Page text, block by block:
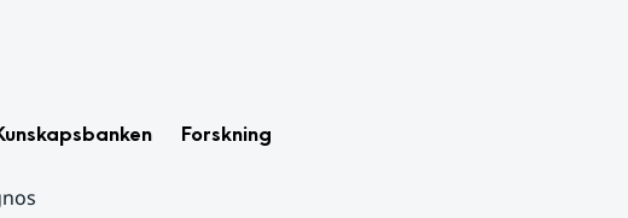
Forskning